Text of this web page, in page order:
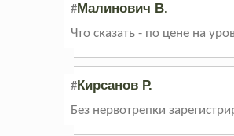
#Малинович В.
Что сказать - по цене на
#Кирсанов Р.
Без нервотрепки